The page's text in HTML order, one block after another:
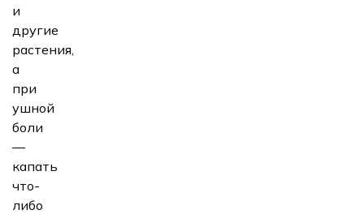
и
другие
растения,
а
при
ушной
боли
—
капать
что-
либо